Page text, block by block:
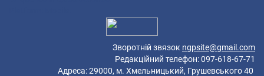
Зворотній звязок ngpsite@gmail.com
Редакційний телефон: 097-618-67-71
Адреса: 29000, м. Хмельницький, Грушевського 40